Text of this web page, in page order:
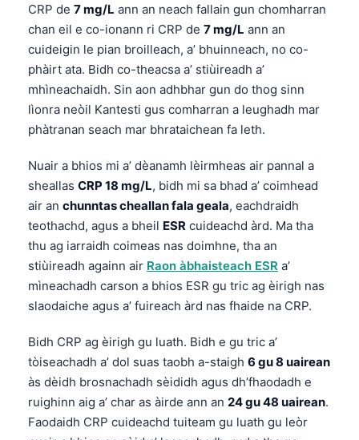
CRP de 7 mg/L ann an neach fallain gun chomharran
chan eil e co-ionann ri CRP de 7 mg/L ann an
cuideigin le pian broilleach, a’ bhuinneach, no co-
phàirt ata. Bidh co-theacsa a’ stiùireadh a’
mhìneachaidh. Sin aon adhbhar gun do thog sinn
lìonra neòil Kantesti gus comharran a leughadh mar
phàtranan seach mar bhrataichean fa leth.
Nuair a bhios mi a’ dèanamh lèirmheas air pannal a
sheallas CRP 18 mg/L, bidh mi sa bhad a’ coimhead
air an chunntas cheallan fala geala, eachdraidh
teothachd, agus a bheil ESR cuideachd àrd. Ma tha
thu ag iarraidh coimeas nas doimhne, tha an
stiùireadh againn air Raon àbhaisteach ESR a’
mìneachadh carson a bhios ESR gu tric ag èirigh nas
slaodaiche agus a’ fuireach àrd nas fhaide na CRP.
Bidh CRP ag èirigh gu luath. Bidh e gu tric a’
tòiseachadh a’ dol suas taobh a-staigh 6 gu 8 uairean
às dèidh brosnachadh sèididh agus dh’fhaodadh e
ruighinn aig a’ char as àirde ann an 24 gu 48 uairean.
Faodaidh CRP cuideachd tuiteam gu luath gu leòr